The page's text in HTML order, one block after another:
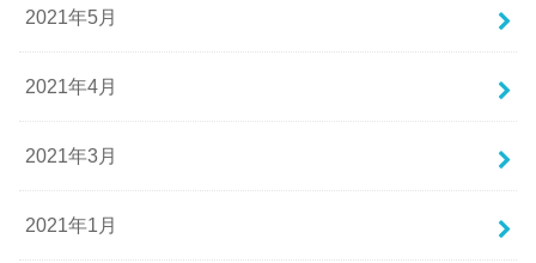
2021年5月
2021年4月
2021年3月
2021年1月